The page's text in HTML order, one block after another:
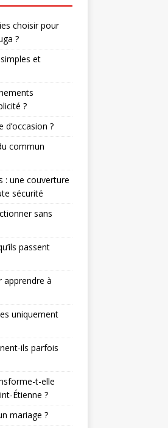
choisir pour
?
et
?
?
commun
: une couverture
sécurité
sans
passent
apprendre à
uniquement
ils parfois
t-elle
Étienne ?
mariage ?